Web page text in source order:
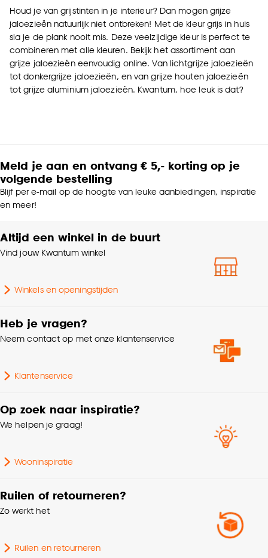
Houd je van grijstinten in je interieur? Dan mogen grijze
jaloezieën natuurlijk niet ontbreken! Met de kleur grijs in huis
sla je de plank nooit mis. Deze veelzijdige kleur is perfect te
combineren met alle kleuren. Bekijk het assortiment aan
grijze jaloezieën eenvoudig online. Van lichtgrijze jaloezieën
tot donkergrijze jaloezieën, en van grijze houten jaloezieën
tot grijze aluminium jaloezieën. Kwantum, hoe leuk is dat?
Meld je aan en ontvang € 5,- korting op je
volgende bestelling
Blijf per e-mail op de hoogte van leuke aanbiedingen, inspiratie
en meer!
Altijd een winkel in de buurt
Vind jouw Kwantum winkel
Winkels en openingstijden
Heb je vragen?
Neem contact op met onze klantenservice
Klantenservice
Op zoek naar inspiratie?
We helpen je graag!
Wooninspiratie
Ruilen of retourneren?
Zo werkt het
Ruilen en retourneren